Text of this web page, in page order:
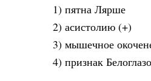
1) пятна Лярше
2) асистолию (+)
3) мышечное
4) признак